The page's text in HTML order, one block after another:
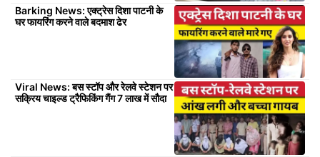
Barking News: एक्ट्रेस दिशा पाटनी के
घर फायरिंग करने वाले बदमाश ढेर
Viral News: बस स्टॉप और रेलवे स्टेशन पर
सक्रिय चाइल्ड ट्रैफिकिंग गैंग 7 लाख में सौदा